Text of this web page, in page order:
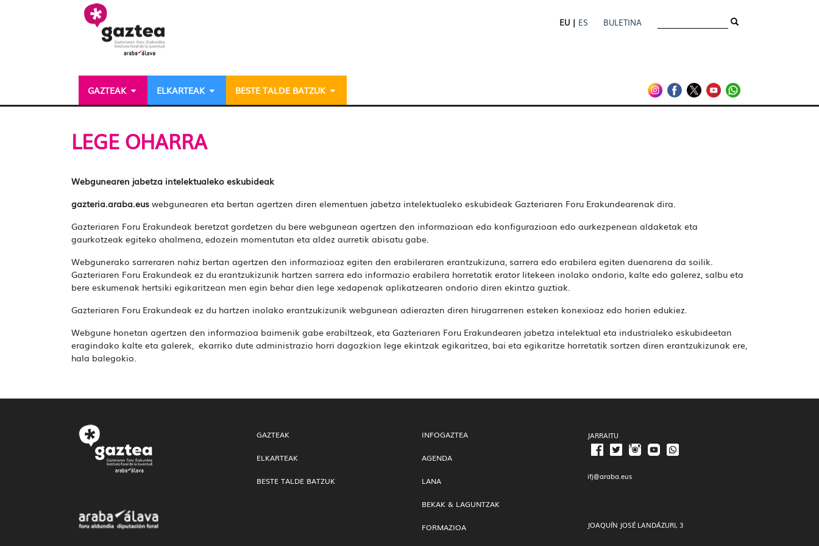
Eduki nagusira joan
EU | ES BULETINA
GAZTEAK ELKARTEAK BESTE TALDE BATZUK
LEGE OHARRA
Webgunearen jabetza intelektualeko eskubideak
gazteria.araba.eus webgunearen eta bertan agertzen diren elementuen jabetza intelektualeko eskubideak Gazteriaren Foru Erakundearenak dira.
Gazteriaren Foru Erakundeak beretzat gordetzen du bere webgunean agertzen den informazioan edo konfigurazioan edo aurkezpenean aldaketak eta
gaurkotzeak egiteko ahalmena, edozein momentutan eta aldez aurretik abisatu gabe.
Webgunerako sarreraren nahiz bertan agertzen den informazioaz egiten den erabileraren erantzukizuna, sarrera edo erabilera egiten duenarena da soilik.
Gazteriaren Foru Erakundeak ez du erantzukizunik hartzen sarrera edo informazio erabilera horretatik erator litekeen inolako ondorio, kalte edo galerez, salbu eta
bere eskumenak hertsiki egikaritzean men egin behar dien lege xedapenak aplikatzearen ondorio diren ekintza guztiak.
Gazteriaren Foru Erakundeak ez du hartzen inolako erantzukizunik webgunean adierazten diren hirugarrenen esteken konexioaz edo horien edukiez.
Webgune honetan agertzen den informazioa baimenik gabe erabiltzeak, eta Gazteriaren Foru Erakundearen jabetza intelektual eta industrialeko eskubideetan
eragindako kalte eta galerek, ekarriko dute administrazio horri dagozkion lege ekintzak egikaritzea, bai eta egikaritze horretatik sortzen diren erantzukizunak ere,
hala balegokio.
GAZTEAK
ELKARTEAK
BESTE TALDE BATZUK
INFOGAZTEA
AGENDA
LANA
BEKAK & LAGUNTZAK
FORMAZIOA
JARRAITU
ifj@araba.eus
JOAQUÍN JOSÉ LANDÁZURI, 3